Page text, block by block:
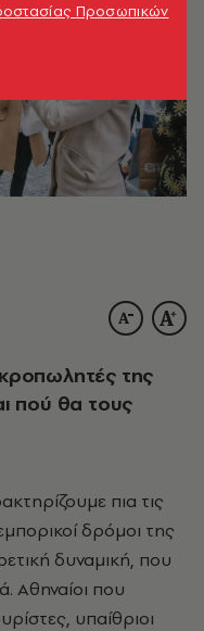
της
πού θα τους
πια τις
δρόμοι της
δυναμική, που
Αθηναίοι που
υπαίθριοι
Προσωπικών